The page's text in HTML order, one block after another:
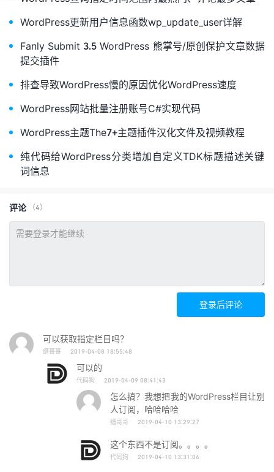
WordPress更新用户信息函数wp_update_user详解
Fanly Submit 3.5 WordPress 熊掌号/原创保护文章数据
提交插件
排查导致WordPress慢的原因优化WordPress速度
WordPress网站批量注册账号C#实现代码
WordPress主题The7+主题插件汉化文件及视频教程
纯代码给WordPress分类增加自定义TDK标题描述关键
词信息
评论（4）
登录后评论
可以获取指定栏目吗？
缙哥哥 2019-04-08 18:55:48
可以的
代码狗 2019-04-09 08:41:43
怎么搞？我想把我的WordPress栏目让别
人订阅，哈哈哈哈
缙哥哥 2019-04-10 13:29:27
这个东西不是订阅。。。。
代码狗 2019-04-10 13:31:06